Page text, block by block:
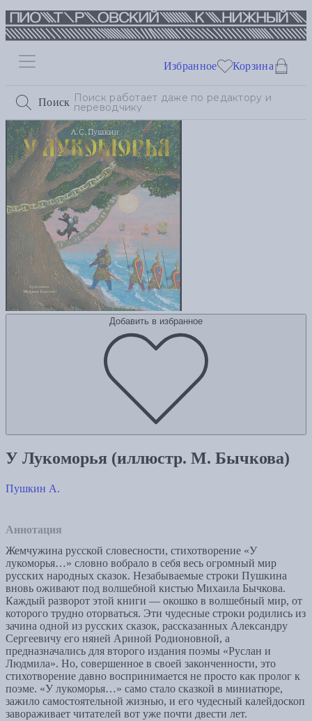
Поиск
Избранное Корзина
Добавить в избранное
У Лукоморья (иллюстр. М. Бычкова)
Пушкин А.
Аннотация
Жемчужина русской словесности, стихотворение «У
лукоморья…» словно вобрало в себя весь огромный мир
русских народных сказок. Незабываемые строки Пушкина
вновь оживают под волшебной кистью Михаила Бычкова.
Каждый разворот этой книги — окошко в волшебный мир, от
которого трудно оторваться. Эти чудесные строки родились из
зачина одной из русских сказок, рассказанных Александру
Сергеевичу его няней Ариной Родионовной, а
предназначались для второго издания поэмы «Руслан и
Людмила». Но, совершенное в своей законченности, это
стихотворение давно воспринимается не просто как пролог к
поэме. «У лукоморья…» само стало сказкой в миниатюре,
зажило самостоятельной жизнью, и его чудесный калейдоскоп
завораживает читателей вот уже почти двести лет.